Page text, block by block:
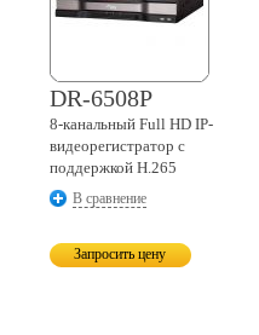
DR-6508P
8-канальный Full HD IP-
видеорегистратор с
поддержкой H.265
В сравнение
Запросить цену